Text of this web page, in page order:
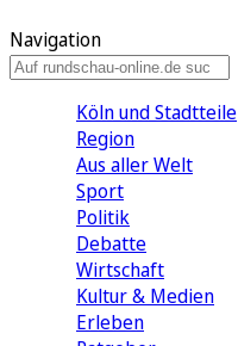
Navigation
Köln und Stadtteile
Region
Aus aller Welt
Sport
Politik
Debatte
Wirtschaft
Kultur & Medien
Erleben